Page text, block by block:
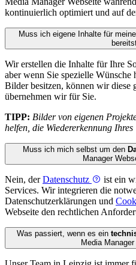
kontinuierlich optimiert und auf
Muss ich eigene Inhalte für
Wir erstellen die Inhalte für Ihre
aber wenn Sie spezielle Wünsche
Bilder besitzen, können wir diese
übernehmen wir für Sie.
TIPP: Bilder von eigenen
helfen, die Wiedererkennung
Muss ich mich selbst um den
Manager
Nein, derDatenschutz
ist ein
Services. Wir integrieren die
Datenschutzerklärungen und
Webseite den rechtlichen
Was passiert, wenn es ein
Media